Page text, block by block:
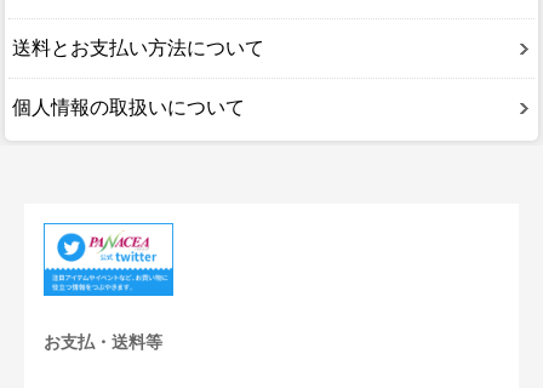
送料とお支払い方法について
個人情報の取扱いについて
お支払・送料等